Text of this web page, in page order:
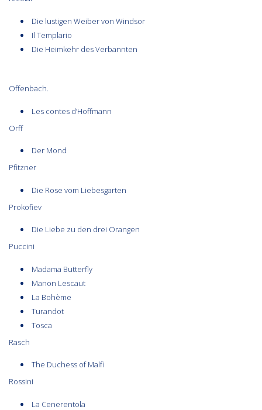
Die lustigen Weiber von Windsor
Il Templario
Die Heimkehr des Verbannten
Offenbach.
Les contes d’Hoffmann
Orff
Der Mond
Pfitzner
Die Rose vom Liebesgarten
Prokofiev
Die Liebe zu den drei Orangen
Puccini
Madama Butterfly
Manon Lescaut
La Bohème
Turandot
Tosca
Rasch
The Duchess of Malfi
Rossini
La Cenerentola